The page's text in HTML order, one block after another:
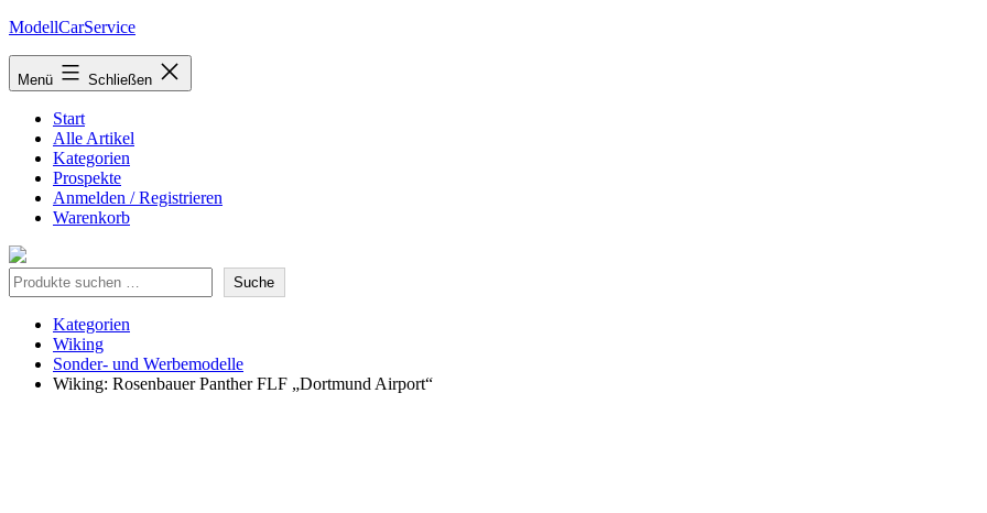
Zum
springen
ModellCarService
Menü Schließen
Start
Alle Artikel
Kategorien
Prospekte
Anmelden / Registrieren
Warenkorb
Suche Suche
Kategorien
Wiking
Sonder- und Werbemodelle
Wiking: Rosenbauer Panther FLF „Dortmund Airport“